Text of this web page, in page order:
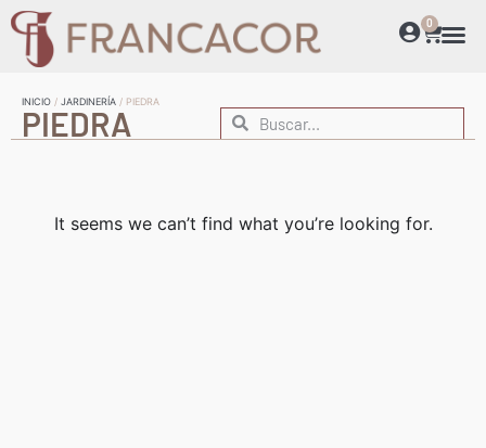
0
INICIO / JARDINERÍA / PIEDRA
PIEDRA
It seems we can’t find what you’re looking for.